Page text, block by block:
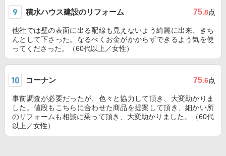
積水ハウス建設のリフォーム 75.8点
他社では壁の表面に出る配線も見えないよう綺麗に出来、きち
んとして下さった。なるべくお金がかからずできるよう気を使
ってくださった。（60代以上／女性）
コーナン 75.6点
事前調査が必要だったが、色々と協力して頂き、大変助かりま
した。値段もこちらに合わせた商品を提案して頂き、細かい所
のリフォームも相談に乗って頂き、大変助かりました。（60代
以上／女性）